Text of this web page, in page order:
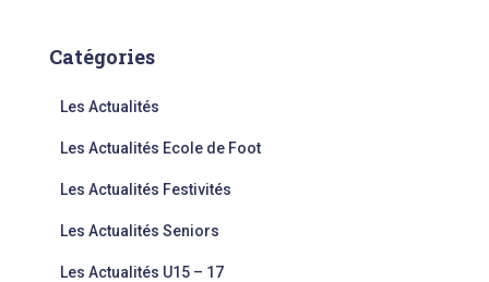
Catégories
Les Actualités
Les Actualités Ecole de Foot
Les Actualités Festivités
Les Actualités Seniors
Les Actualités U15 – 17